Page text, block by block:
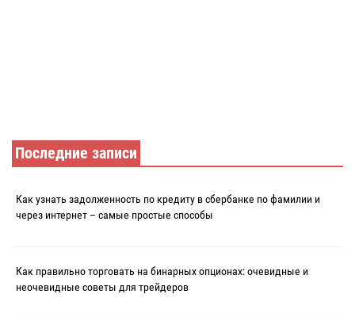
Последние записи
Как узнать задолженность по кредиту в сбербанке по фамилии и
через интернет – самые простые способы
Как правильно торговать на бинарных опционах: очевидные и
неочевидные советы для трейдеров